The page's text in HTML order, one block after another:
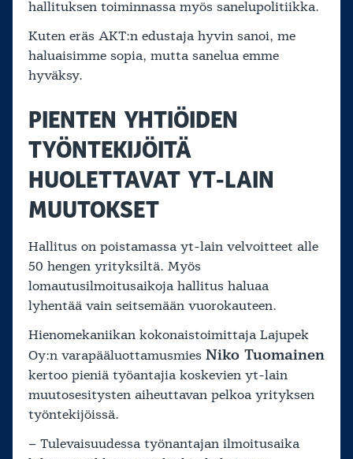
hallituksen toiminnassa myös sanelupolitiikka.
Kuten eräs AKT:n edustaja hyvin sanoi, me
haluaisimme sopia, mutta sanelua emme
hyväksy.
PIENTEN YHTIÖIDEN
TYÖNTEKIJÖITÄ
HUOLETTAVAT YT-LAIN
MUUTOKSET
Hallitus on poistamassa yt-lain velvoitteet alle
50 hengen yrityksiltä. Myös
lomautusilmoitusaikoja hallitus haluaa
lyhentää vain seitsemään vuorokauteen.
Hienomekaniikan kokonaistoimittaja Lajupek
Oy:n varapääluottamusmies Niko Tuomainen
kertoo pieniä työantajia koskevien yt-lain
muutosesitysten aiheuttavan pelkoa yrityksen
työntekijöissä.
– Tulevaisuudessa työnantajan ilmoitusaika